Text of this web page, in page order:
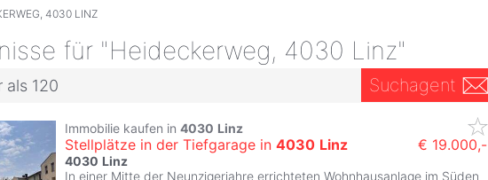
4030 LINZ
für "Heideckerweg, 4030 Linz"
als 120 Suchagent
Immobilie kaufen in 4030 Linz
Stellplätze in der Tiefgarage in 4030 Linz € 19.000,-
4030 Linz
In einer Mitte der Neunzigerjahre errichteten Wohnhausanlage im Süden